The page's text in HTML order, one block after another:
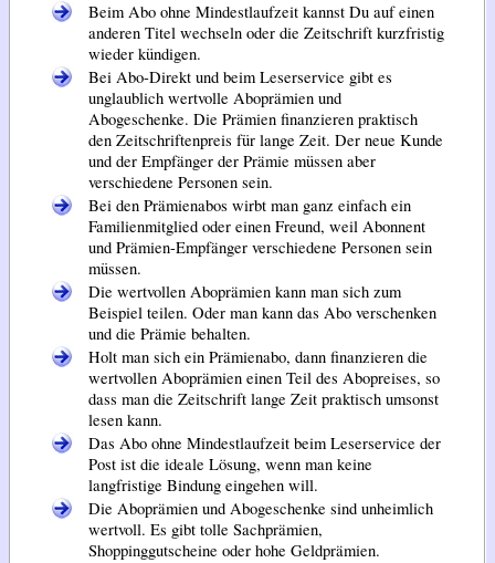
Beim Abo ohne Mindestlaufzeit kannst Du auf einen
anderen Titel wechseln oder die Zeitschrift kurzfristig
wieder kündigen.
Bei Abo-Direkt und beim Leserservice gibt es
unglaublich wertvolle Aboprämien und
Abogeschenke. Die Prämien finanzieren praktisch
den Zeitschriftenpreis für lange Zeit. Der neue Kunde
und der Empfänger der Prämie müssen aber
verschiedene Personen sein.
Bei den Prämienabos wirbt man ganz einfach ein
Familienmitglied oder einen Freund, weil Abonnent
und Prämien-Empfänger verschiedene Personen sein
müssen.
Die wertvollen Aboprämien kann man sich zum
Beispiel teilen. Oder man kann das Abo verschenken
und die Prämie behalten.
Holt man sich ein Prämienabo, dann finanzieren die
wertvollen Aboprämien einen Teil des Abopreises, so
dass man die Zeitschrift lange Zeit praktisch umsonst
lesen kann.
Das Abo ohne Mindestlaufzeit beim Leserservice der
Post ist die ideale Lösung, wenn man keine
langfristige Bindung eingehen will.
Die Aboprämien und Abogeschenke sind unheimlich
wertvoll. Es gibt tolle Sachprämien,
Shoppinggutscheine oder hohe Geldprämien.